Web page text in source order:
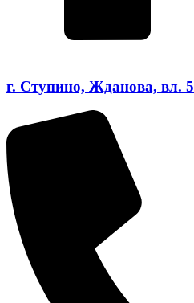
г. Ступино, Жданова, вл. 5